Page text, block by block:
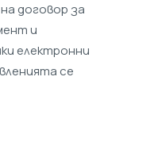
договор за
и
електронни
се